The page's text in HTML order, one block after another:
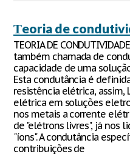
Тeoria de
TEORIA DE
também chamada de
capacidade de uma
Esta condutância é
resistência elétrica, assim,
elétrica em soluções
nos metais a corrente
de "elétrons livres", já nos
"íons". A condutância
contribuições de